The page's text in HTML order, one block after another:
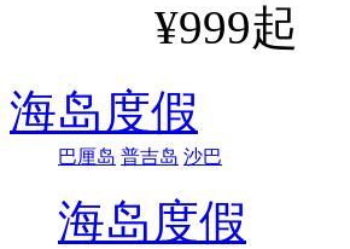
¥999起
海岛度假
巴厘岛 普吉岛 沙巴
海岛度假